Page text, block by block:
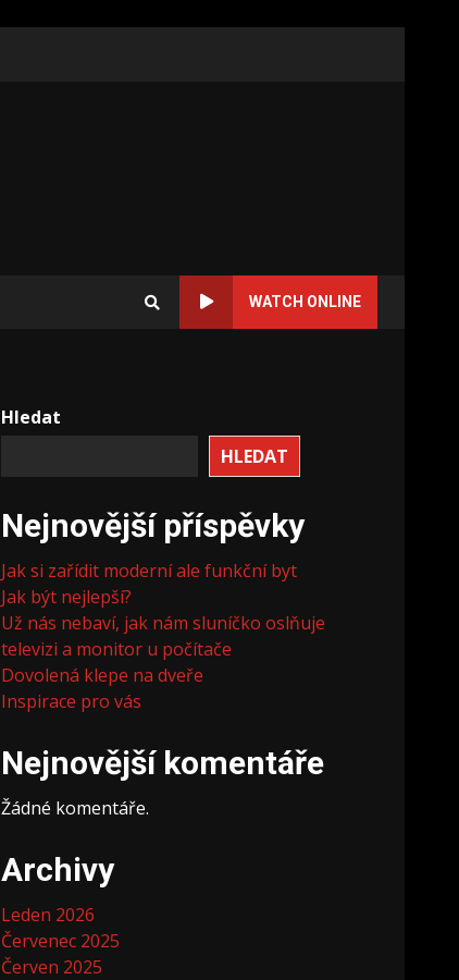
WATCH ONLINE
Hledat
HLEDAT
Nejnovější příspěvky
Jak si zařídit moderní ale funkční byt
Jak být nejlepší?
Už nás nebaví, jak nám sluníčko oslňuje
televizi a monitor u počítače
Dovolená klepe na dveře
Inspirace pro vás
Nejnovější komentáře
Žádné komentáře.
Archivy
Leden 2026
Červenec 2025
Červen 2025